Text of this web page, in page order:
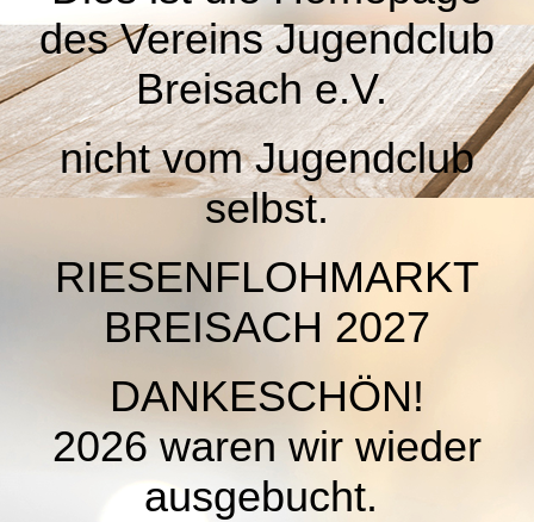
des Vereins Jugendclub
Breisach e.V.
nicht vom Jugendclub
selbst.
RIESENFLOHMARKT
BREISACH 2027
DANKESCHÖN!
2026 waren wir wieder
ausgebucht.